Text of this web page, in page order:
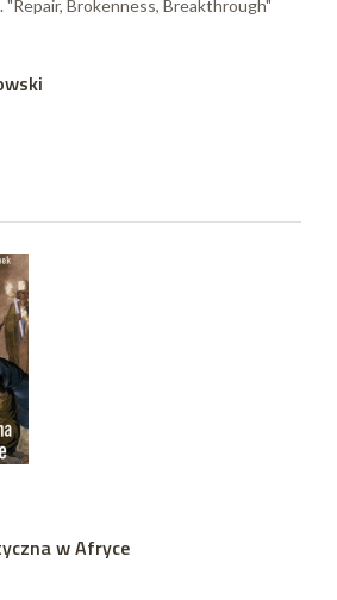
"Repair, Brokenness, Breakthrough"
w Afryce